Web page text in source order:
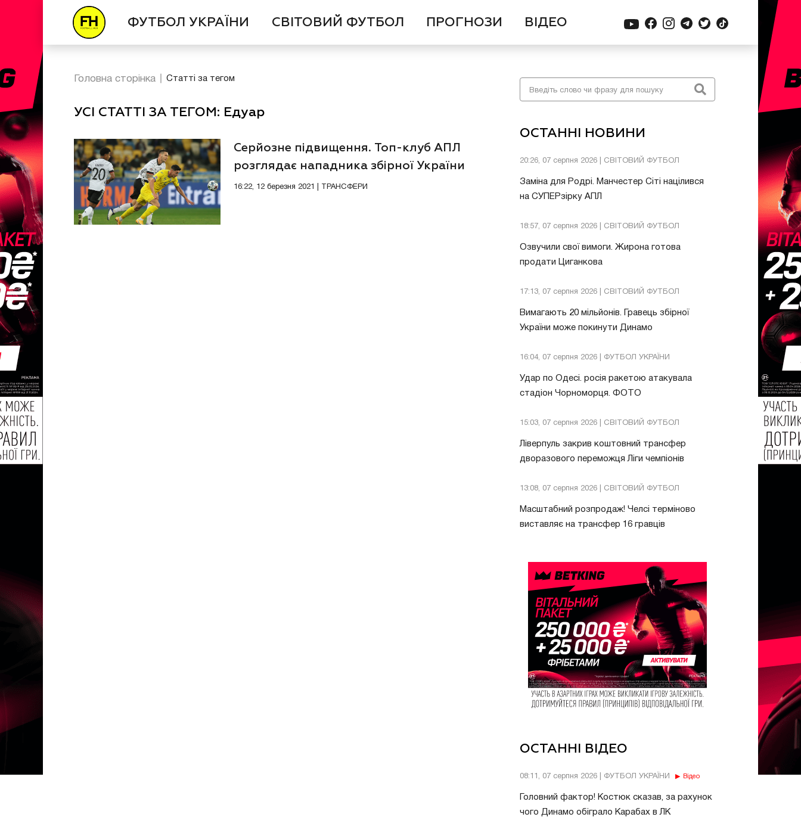
ФУТБОЛ УКРАЇНИ СВІТОВИЙ ФУТБОЛ ПРОГНОЗИ ВІДЕО
ОСТАННІ НОВИНИ
20:26, 07 серпня 2026 | СВІТОВИЙ ФУТБОЛ
Заміна для Родрі. Манчестер Сіті націлився
на СУПЕРзірку АПЛ
18:57, 07 серпня 2026 | СВІТОВИЙ ФУТБОЛ
Озвучили свої вимоги. Жирона готова
продати Циганкова
17:13, 07 серпня 2026 | СВІТОВИЙ ФУТБОЛ
Вимагають 20 мільйонів. Гравець збірної
України може покинути Динамо
16:04, 07 серпня 2026 | ФУТБОЛ УКРАЇНИ
Удар по Одесі. росія ракетою атакувала
стадіон Чорноморця. ФОТО
15:03, 07 серпня 2026 | СВІТОВИЙ ФУТБОЛ
Ліверпуль закрив коштовний трансфер
дворазового переможця Ліги чемпіонів
13:08, 07 серпня 2026 | СВІТОВИЙ ФУТБОЛ
Масштабний розпродаж! Челсі терміново
виставляє на трансфер 16 гравців
ОСТАННІ ВІДЕО
08:11, 07 серпня 2026 | ФУТБОЛ УКРАЇНИ Відео
Головний фактор! Костюк сказав, за рахунок
чого Динамо обіграло Карабах в ЛК
Головна сторінка Статті за тегом
УСІ СТАТТІ ЗА ТЕГОМ: Едуар
Серйозне підвищення. Топ-клуб АПЛ
розглядає нападника збірної України
16:22, 12 березня 2021 | ТРАНСФЕРИ